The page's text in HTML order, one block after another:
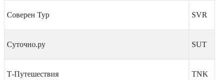
Соверен Тур SVR
Суточно.ру SUT
Т-Путешествия TNK